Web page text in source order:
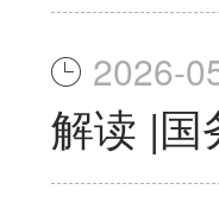
2026-
解读 |国